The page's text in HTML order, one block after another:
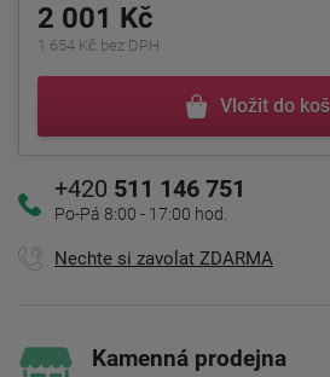
2 001 Kč
1 654 Kč bez DPH
Vložit do
+420 511 146 751
Po-Pá 8:00 - 17:00 hod.
Nechte si zavolat ZDARMA
Kamenná prodejna